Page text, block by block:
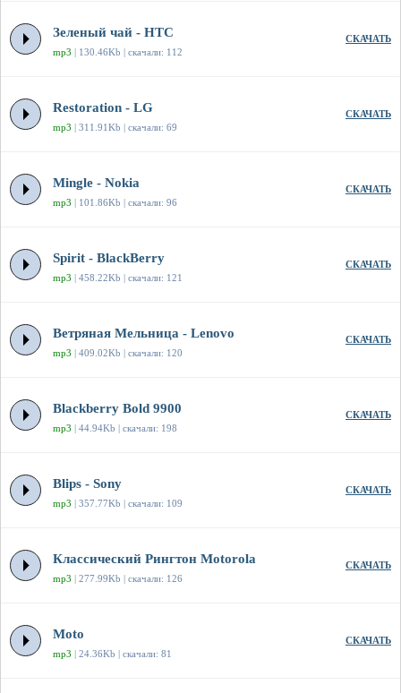
Зеленый чай - HTC
mp3 | 130.46Kb | скачали: 112
СКАЧАТЬ
Restoration - LG
mp3 | 311.91Kb | скачали: 69
СКАЧАТЬ
Mingle - Nokia
mp3 | 101.86Kb | скачали: 96
СКАЧАТЬ
Spirit - BlackBerry
mp3 | 458.22Kb | скачали: 121
СКАЧАТЬ
Ветряная Мельница - Lenovo
mp3 | 409.02Kb | скачали: 120
СКАЧАТЬ
Blackberry Bold 9900
mp3 | 44.94Kb | скачали: 198
СКАЧАТЬ
Blips - Sony
mp3 | 357.77Kb | скачали: 109
СКАЧАТЬ
Классический Рингтон Motorola
mp3 | 277.99Kb | скачали: 126
СКАЧАТЬ
Moto
mp3 | 24.36Kb | скачали: 81
СКАЧАТЬ